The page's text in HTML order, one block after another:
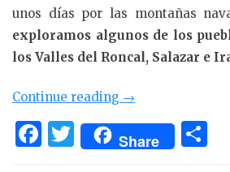
unos días por las montañas
exploramos algunos de los
los Valles del Roncal, Salazar e
Continue reading «Ruta
los
→
F
T
w
Share